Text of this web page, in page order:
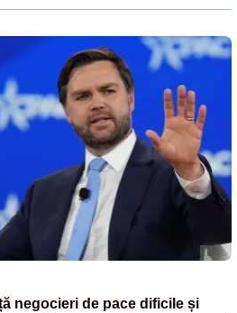
negocieri de pace dificile și